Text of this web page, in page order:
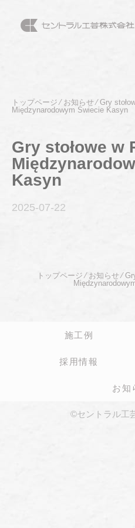
トップページ⁄ お知らせ⁄Gry
Międzynarodowym Świecie Kasyn
Gry stołowe w
Kasyn
2025-07-22
トップページ ⁄ お知らせ⁄
施工例
採用情報
お知
©セントラル工